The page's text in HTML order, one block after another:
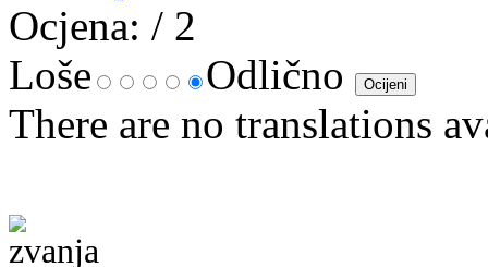
Ocjena: / 2
Loše
Odlično
There are no translations